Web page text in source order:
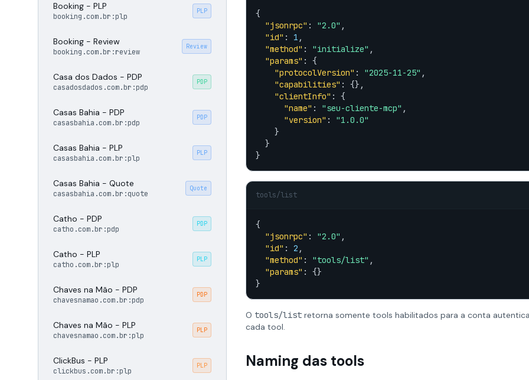
Booking - PLP
booking.com.br:plp
PLP
Booking - Review
booking.com.br:review
Review
Casa dos Dados - PDP
casadosdados.com.br:pdp
PDP
Casas Bahia - PDP
casasbahia.com.br:pdp
PDP
Casas Bahia - PLP
casasbahia.com.br:plp
PLP
Casas Bahia - Quote
casasbahia.com.br:quote
Quote
Catho - PDP
catho.com.br:pdp
PDP
Catho - PLP
catho.com.br:plp
PLP
Chaves na Mão - PDP
chavesnamao.com.br:pdp
PDP
Chaves na Mão - PLP
chavesnamao.com.br:plp
PLP
ClickBus - PLP
clickbus.com.br:plp
PLP
{
"jsonrpc" : "2.0" ,
"id" : 1 ,
"method" : "initialize" ,
"params" : {
"protocolVersion" : "2025-11-25" ,
"capabilities" : {},
"clientInfo" : {
"name" : "seu-cliente-mcp" ,
"version" : "1.0.0"
    }
  }
}
tools/list
{
"jsonrpc" : "2.0" ,
"id" : 2 ,
"method" : "tools/list" ,
"params" : {}
}
O tools/list retorna somente tools habilitados para a conta
cada tool.
Naming das tools